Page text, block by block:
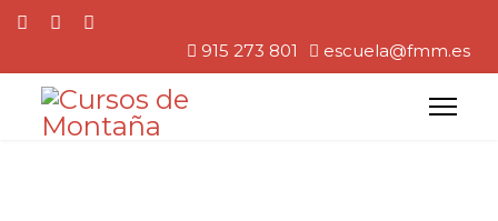
915 273 801 escuela@fmm.es